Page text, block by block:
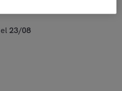
23/08